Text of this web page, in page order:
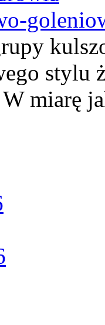
stylu
W miarę